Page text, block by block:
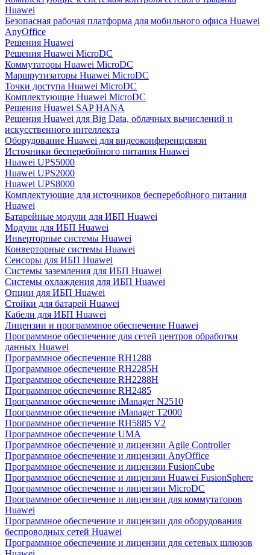
Huawei
Безопасная рабочая платформа для мобильного офиса Huawei
AnyOffice
Решения Huawei
Решения Huawei MicroDC
Коммутаторы Huawei MicroDC
Маршрутизаторы Huawei MicroDC
Точки доступа Huawei MicroDC
Комплектующие Huawei MicroDC
Решения Huawei SAP HANA
Решения Huawei для Big Data, облачных вычислений и
искусственного интеллекта
Оборудование Huawei для видеоконференцсвязи
Источники бесперебойного питания Huawei
Huawei UPS5000
Huawei UPS2000
Huawei UPS8000
Комплектующие для источников бесперебойного питания
Huawei
Батарейные модули для ИБП Huawei
Модули для ИБП Huawei
Инверторные системы Huawei
Конверторные системы Huawei
Сенсоры для ИБП Huawei
Системы заземления для ИБП Huawei
Системы охлаждения для ИБП Huawei
Опции для ИБП Huawei
Стойки для батарей Huawei
Кабели для ИБП Huawei
Лицензии и программное обеспечение Huawei
Программное обеспечение для сетей центров обработки
данных Huawei
Программное обеспечение RH1288
Программное обеспечение RH2285H
Программное обеспечение RH2288H
Программное обеспечение RH2485
Программное обеспечение iManager N2510
Программное обеспечение iManager T2000
Программное обеспечение RH5885 V2
Программное обеспечение UMA
Программное обеспечение и лицензии Agile Controller
Программное обеспечение и лицензии AnyOffice
Программное обеспечение и лицензии FusionCube
Программное обеспечение и лицензии Huawei FusionSphere
Программное обеспечение и лицензии MicroDC
Программное обеспечение и лицензии для коммутаторов
Huawei
Программное обеспечение и лицензии для оборудования
беспроводных сетей Huawei
Программное обеспечение и лицензии для сетевых шлюзов